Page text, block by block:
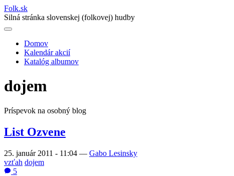
Folk.sk
Silná stránka slovenskej (folkovej) hudby
Main
navigation
Domov
Kalendár akcií
Katalóg albumov
dojem
Príspevok na osobný blog
List Ozvene
25. január 2011 - 11:04 — Gabo Lesinsky
vzťah dojem
5